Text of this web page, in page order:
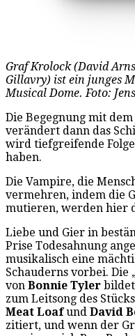
Graf Krolock (David
Gillavry) ist ein junges
Musical Dome. Foto:
Die Begegnung mit
verändert dann das
wird tiefgreifende
haben.
Die Vampire, die
vermehren, indem die
mutieren, werden hier
Liebe und Gier in
Prise Todesahnung
musikalisch eine
Schauderns vorbei. Die
von Bonnie Tyler
zum Leitsong des
Meat Loafund David
zitiert, und wenn der